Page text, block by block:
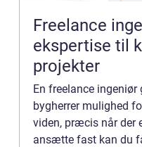
Freelance ingeniør
ekspertise til
projekter
En freelance ingeniør
bygherrer mulighed
viden, præcis når der
ansætte fast kan du